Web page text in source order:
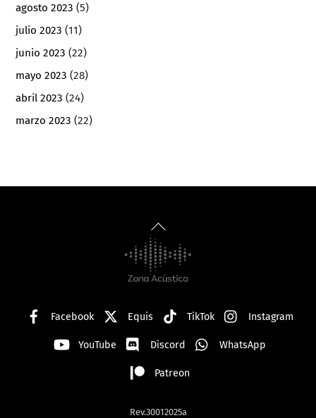
agosto 2023 (5)
julio 2023 (11)
junio 2023 (22)
mayo 2023 (28)
abril 2023 (24)
marzo 2023 (22)
Back
To
Top
Facebook Equis TikTok Instagram
YouTube Discord WhatsApp
Patreon
Rev.30012025a